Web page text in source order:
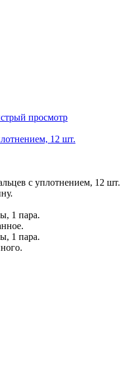
просмотр
12 шт.
с уплотнением, 12 шт.
1 пара.
1 пара.